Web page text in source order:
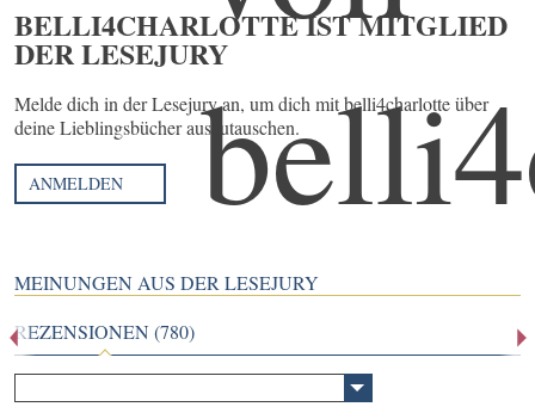
BELLI4CHARLOTTE IST MITGLIED
DER LESEJURY
Melde dich in der Lesejury an, um dich mit belli4charlotte über
deine Lieblingsbücher auszutauschen.
ANMELDEN
MEINUNGEN AUS DER LESEJURY
REZENSIONEN (780)